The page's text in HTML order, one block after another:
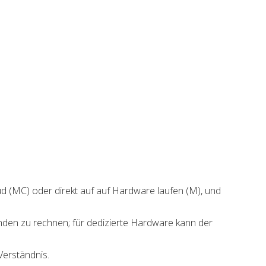
(MC) oder direkt auf auf Hardware laufen (M), und
zu rechnen; für dedizierte Hardware kann der